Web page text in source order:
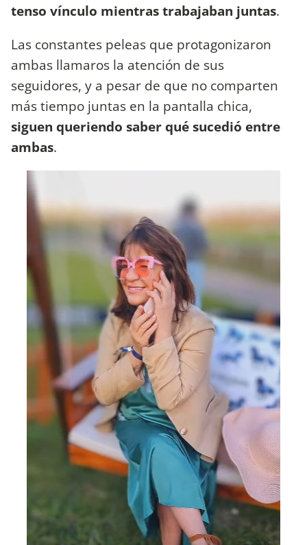
tenso vínculo mientras trabajaban juntas.
Las constantes peleas que protagonizaron
ambas llamaros la atención de sus
seguidores, y a pesar de que no comparten
más tiempo juntas en la pantalla chica,
siguen queriendo saber qué sucedió entre
ambas.